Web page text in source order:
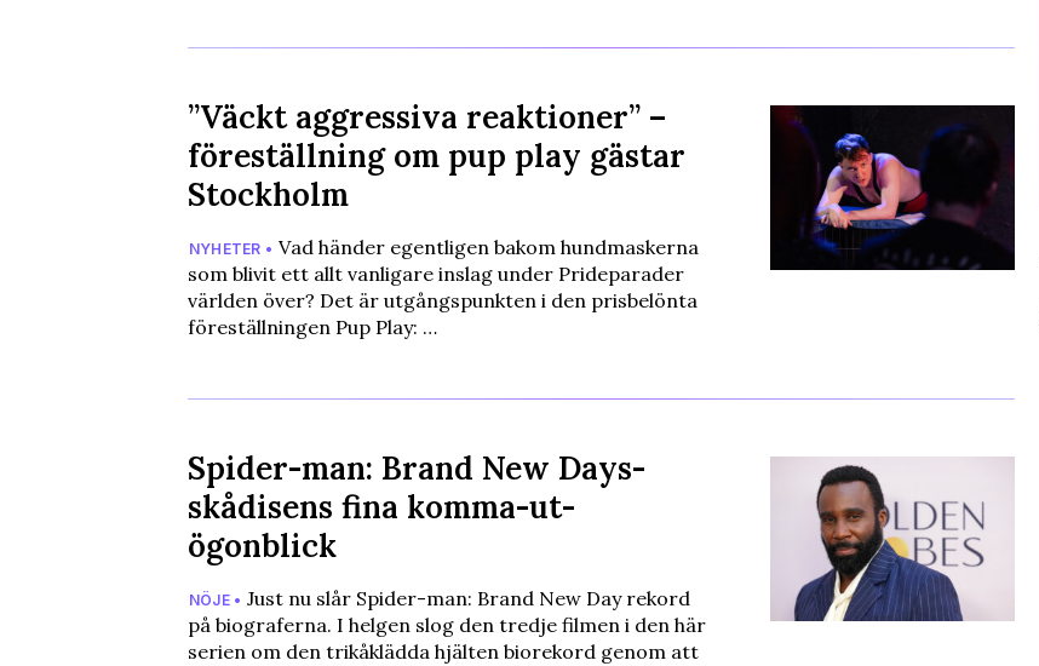
”Väckt aggressiva reaktioner” –
föreställning om pup play gästar
Stockholm
NYHETER • Vad händer egentligen bakom hundmaskerna
som blivit ett allt vanligare inslag under Prideparader
världen över? Det är utgångspunkten i den prisbelönta
föreställningen Pup Play: …
Spider-man: Brand New Days-
skådisens fina komma-ut-
ögonblick
NÖJE • Just nu slår Spider-man: Brand New Day rekord
på biograferna. I helgen slog den tredje filmen i den här
serien om den trikåklädda hjälten biorekord genom att